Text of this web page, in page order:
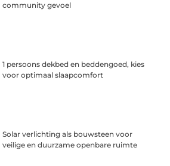
community gevoel
1 persoons dekbed en beddengoed, kies
voor optimaal slaapcomfort
Solar verlichting als bouwsteen voor
veilige en duurzame openbare ruimte